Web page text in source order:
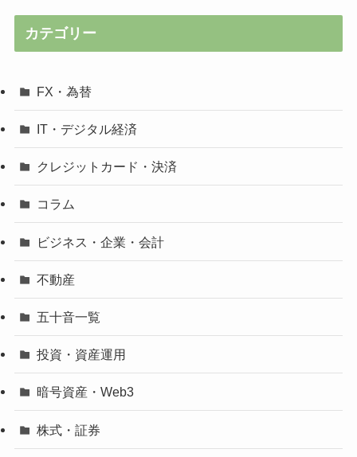
カテゴリー
FX・為替
IT・デジタル経済
クレジットカード・決済
コラム
ビジネス・企業・会計
不動産
五十音一覧
投資・資産運用
暗号資産・Web3
株式・証券